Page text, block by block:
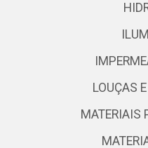
LOUÇAS
MATERIAIS